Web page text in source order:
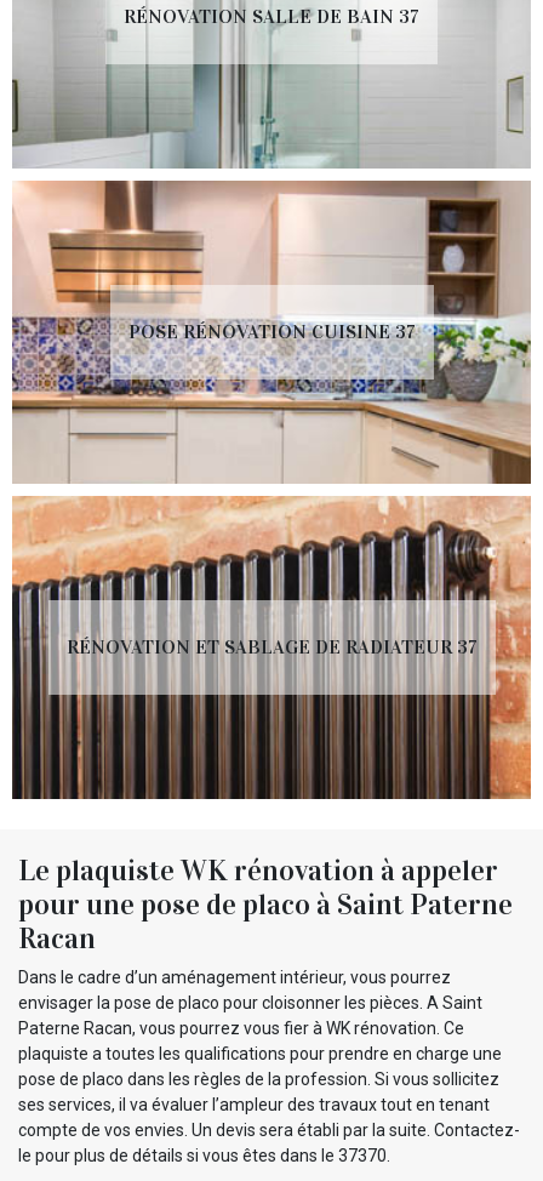
RÉNOVATION SALLE DE BAIN 37
POSE RÉNOVATION CUISINE 37
RÉNOVATION ET SABLAGE DE RADIATEUR 37
Le plaquiste WK rénovation à appeler
pour une pose de placo à Saint Paterne
Racan
Dans le cadre d’un aménagement intérieur, vous pourrez
envisager la pose de placo pour cloisonner les pièces. A Saint
Paterne Racan, vous pourrez vous fier à WK rénovation. Ce
plaquiste a toutes les qualifications pour prendre en charge une
pose de placo dans les règles de la profession. Si vous sollicitez
ses services, il va évaluer l’ampleur des travaux tout en tenant
compte de vos envies. Un devis sera établi par la suite. Contactez-
le pour plus de détails si vous êtes dans le 37370.